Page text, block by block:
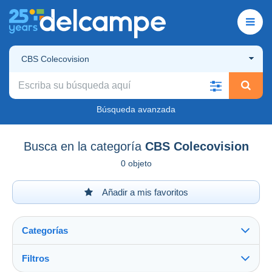
CBS Colecovision
Búsqueda avanzada
Busca en la categoría CBS Colecovision
0 objeto
Añadir a mis favoritos
Categorías
Filtros